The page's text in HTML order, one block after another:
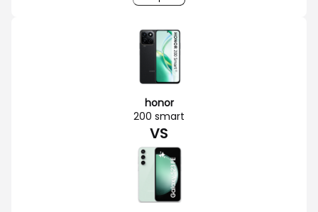
honor
200 smart
VS